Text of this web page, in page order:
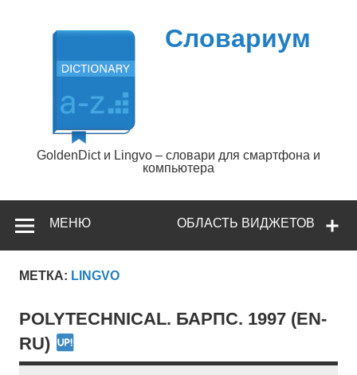
содержимому
Словариум
GoldenDict и Lingvo – словари для смартфона и
компьютера
ОБЛАСТЬ ВИДЖЕТОВ
МЕНЮ
МЕТКА: LINGVO
POLYTECHNICAL. БАРПС. 1997 (EN-
RU)